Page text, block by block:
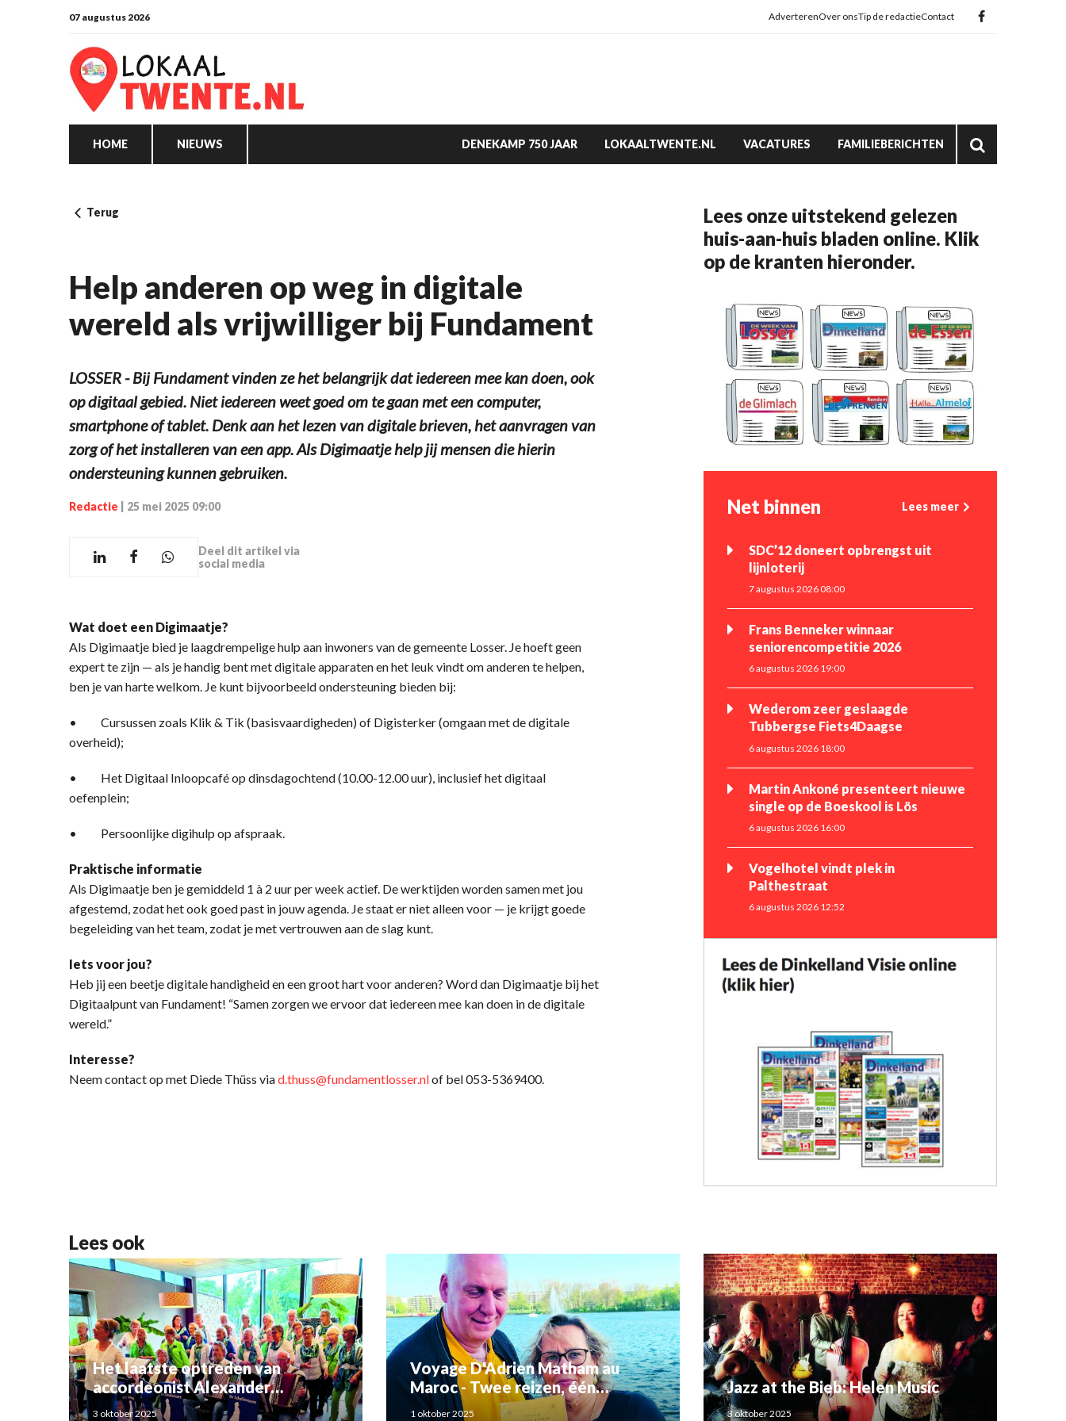
07 augustus 2026 AdverterenOver onsTip de redactieContact
HOME NIEUWS DENEKAMP 750 JAAR LOKAALTWENTE.NL VACATURES FAMILIEBERICHTEN
Terug
Help anderen op weg in digitale
wereld als vrijwilliger bij Fundament
LOSSER - Bij Fundament vinden ze het belangrijk dat iedereen mee kan doen, ook
op digitaal gebied. Niet iedereen weet goed om te gaan met een computer,
smartphone of tablet. Denk aan het lezen van digitale brieven, het aanvragen van
zorg of het installeren van een app. Als Digimaatje help jij mensen die hierin
ondersteuning kunnen gebruiken.
Redactie 25 mei 2025 09:00
Deel dit artikel via
social media
Wat doet een Digimaatje?
Als Digimaatje bied je laagdrempelige hulp aan inwoners van de gemeente Losser. Je hoeft geen
expert te zijn — als je handig bent met digitale apparaten en het leuk vindt om anderen te helpen,
ben je van harte welkom. Je kunt bijvoorbeeld ondersteuning bieden bij:
• Cursussen zoals Klik & Tik (basisvaardigheden) of Digisterker (omgaan met de digitale
overheid);
• Het Digitaal Inloopcafé op dinsdagochtend (10.00-12.00 uur), inclusief het digitaal
oefenplein;
• Persoonlijke digihulp op afspraak.
Praktische informatie
Als Digimaatje ben je gemiddeld 1 à 2 uur per week actief. De werktijden worden samen met jou
afgestemd, zodat het ook goed past in jouw agenda. Je staat er niet alleen voor — je krijgt goede
begeleiding van het team, zodat je met vertrouwen aan de slag kunt.
Iets voor jou?
Heb jij een beetje digitale handigheid en een groot hart voor anderen? Word dan Digimaatje bij het
Digitaalpunt van Fundament! “Samen zorgen we ervoor dat iedereen mee kan doen in de digitale
wereld.”
Interesse?
Neem contact op met Diede Thüss viad.thuss@fundamentlosser.nlof bel 053-5369400.
Lees onze uitstekend gelezen
huis-aan-huis bladen online. Klik
op de kranten hieronder.
Net binnen Lees meer
SDC’12 doneert opbrengst uit
lijnloterij
7 augustus 2026 08:00
Frans Benneker winnaar
seniorencompetitie 2026
6 augustus 2026 19:00
Wederom zeer geslaagde
Tubbergse Fiets4Daagse
6 augustus 2026 18:00
Martin Ankoné presenteert nieuwe
single op de Boeskool is Lös
6 augustus 2026 16:00
Vogelhotel vindt plek in
Palthestraat
6 augustus 2026 12:52
Lees ook
Het laatste optreden van
accordeonist Alexander
Schoemaker
3 oktober 2025
Voyage D'Adrien Matham au
Maroc - Twee reizen, één
verhaal: Adriaan Matham en
1 oktober 2025
Jazz at the Bieb: Helen Music
3 oktober 2025